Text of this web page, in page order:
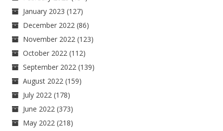
January 2023 (127)
December 2022 (86)
November 2022 (123)
October 2022 (112)
September 2022 (139)
August 2022 (159)
July 2022 (178)
June 2022 (373)
May 2022 (218)